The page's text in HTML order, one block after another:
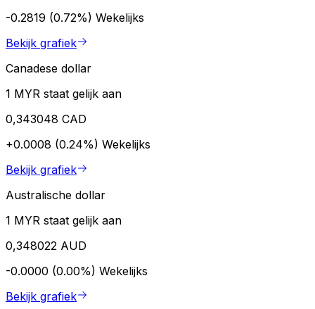
-0.2819 (0.72%) Wekelijks
Bekijk grafiek
Canadese dollar
1 MYR staat gelijk aan
0,343048 CAD
+0.0008 (0.24%) Wekelijks
Bekijk grafiek
Australische dollar
1 MYR staat gelijk aan
0,348022 AUD
-0.0000 (0.00%) Wekelijks
Bekijk grafiek